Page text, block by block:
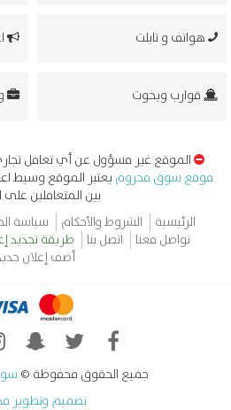
هواتف و تابلت
قوارب ويخوت
الموقع غير مسؤول عن أي تعامل
موقع سوق محروم يعتبر الموقع وسيط
بين المتعاملين
الرئيسية
الشروط والأحكام سياسة
تواصل معنا
اتصل بنا طريقة تجديد
أضف إعلان
جميع الحقوق محفوظة ©
تصميم وتطوير